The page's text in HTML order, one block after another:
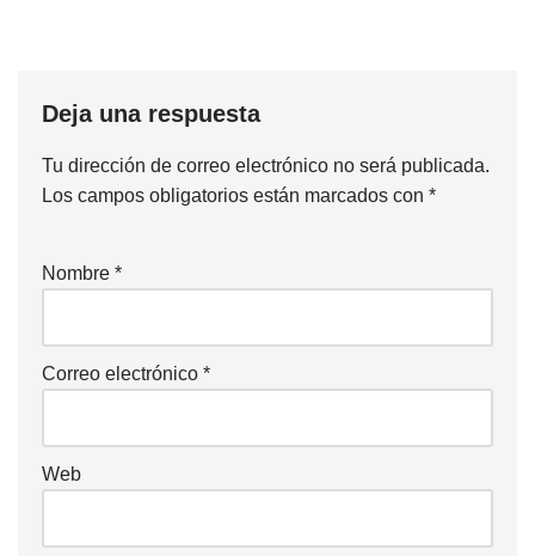
Deja una respuesta
Tu dirección de correo electrónico no será publicada.
Los campos obligatorios están marcados con *
Nombre *
Correo electrónico *
Web